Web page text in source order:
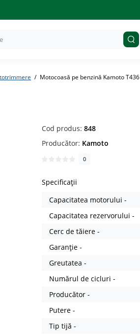
Motocoasă pe benzină Kamoto T436
Cod produs:848
Producător: Kamoto
0
Specificații
Capacitatea motorului -
Capacitatea rezervorului -
Cerc de tăiere -
Garanție -
Greutatea -
Numărul de cicluri -
Producător -
Putere -
Tip tijă -